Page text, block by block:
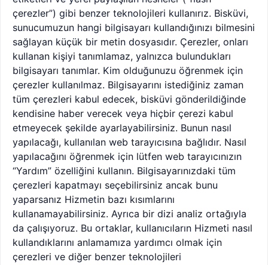
çerezler”) gibi benzer teknolojileri kullanırız. Bisküvi,
sunucumuzun hangi bilgisayarı kullandığınızı bilmesini
sağlayan küçük bir metin dosyasıdır. Çerezler, onları
kullanan kişiyi tanımlamaz, yalnızca bulundukları
bilgisayarı tanımlar. Kim olduğunuzu öğrenmek için
çerezler kullanılmaz. Bilgisayarını istediğiniz zaman
tüm çerezleri kabul edecek, bisküvi gönderildiğinde
kendisine haber verecek veya hiçbir çerezi kabul
etmeyecek şekilde ayarlayabilirsiniz. Bunun nasıl
yapılacağı, kullanılan web tarayıcısına bağlıdır. Nasıl
yapılacağını öğrenmek için lütfen web tarayıcınızın
“Yardım” özelliğini kullanın. Bilgisayarınızdaki tüm
çerezleri kapatmayı seçebilirsiniz ancak bunu
yaparsanız Hizmetin bazı kısımlarını
kullanamayabilirsiniz. Ayrıca bir dizi analiz ortağıyla
da çalışıyoruz. Bu ortaklar, kullanıcıların Hizmeti nasıl
kullandıklarını anlamamıza yardımcı olmak için
çerezleri ve diğer benzer teknolojileri